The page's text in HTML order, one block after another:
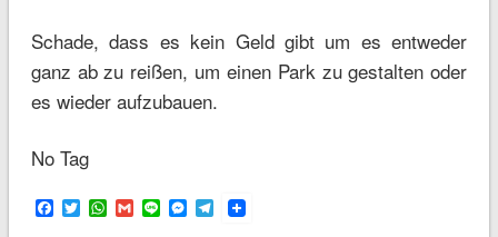
Schade, dass es kein Geld gibt um es entweder
ganz ab zu reißen, um einen Park zu gestalten oder
es wieder aufzubauen.
No Tag
Facebook
TwitterWhatsApp
Gmail
LineMessenger
Telegram